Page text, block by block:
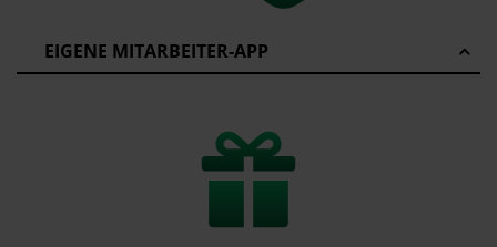
EIGENE MITARBEITER-APP